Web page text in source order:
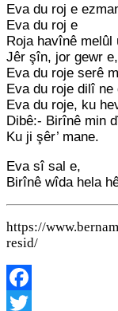
Eva du roj e
Eva du roj e
Roja havînê melûl
Jêr şîn, jor gewr e,
Eva du roje serê
Eva du roje dilî ne
Eva du roje, ku
Dibê:- Birînê min
Ku ji şêr’ mane.
Eva sî sal e,
Birînê wîda hela
https://
resid/
Facebook